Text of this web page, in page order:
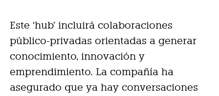
Este ‘hub’ incluirá colaboraciones
público-privadas orientadas a generar
conocimiento, innovación y
emprendimiento. La compañía ha
asegurado que ya hay conversaciones